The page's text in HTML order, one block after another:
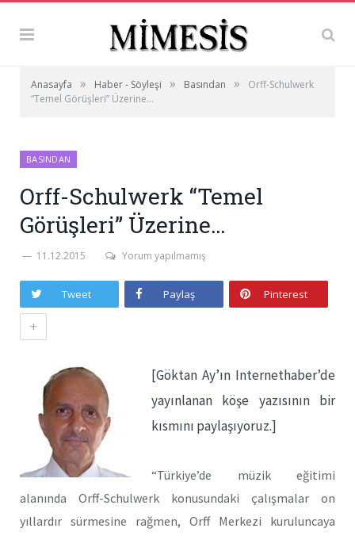
Anasayfa » Haber - Söyleşi » Basından »
Orff-Schulwerk
“Temel Görüşleri” Üzerine…
BASINDAN
Orff-Schulwerk “Temel
Görüşleri” Üzerine…
11.12.2015 Yorum yapılmamış
Tweet Paylaş Pinterest
+
[Göktan Ay’ın Internethaber’de
yayınlanan köşe yazısının bir
kısmını paylaşıyoruz.]
“Türkiye’de müzik eğitimi
alanında Orff-Schulwerk konusundaki çalışmalar on
yıllardır sürmesine rağmen, Orff Merkezi kuruluncaya